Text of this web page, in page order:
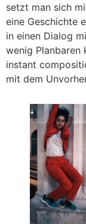
setzt man sich
eine Geschichte
in einen Dialog
wenig Planbaren
instant
mit dem